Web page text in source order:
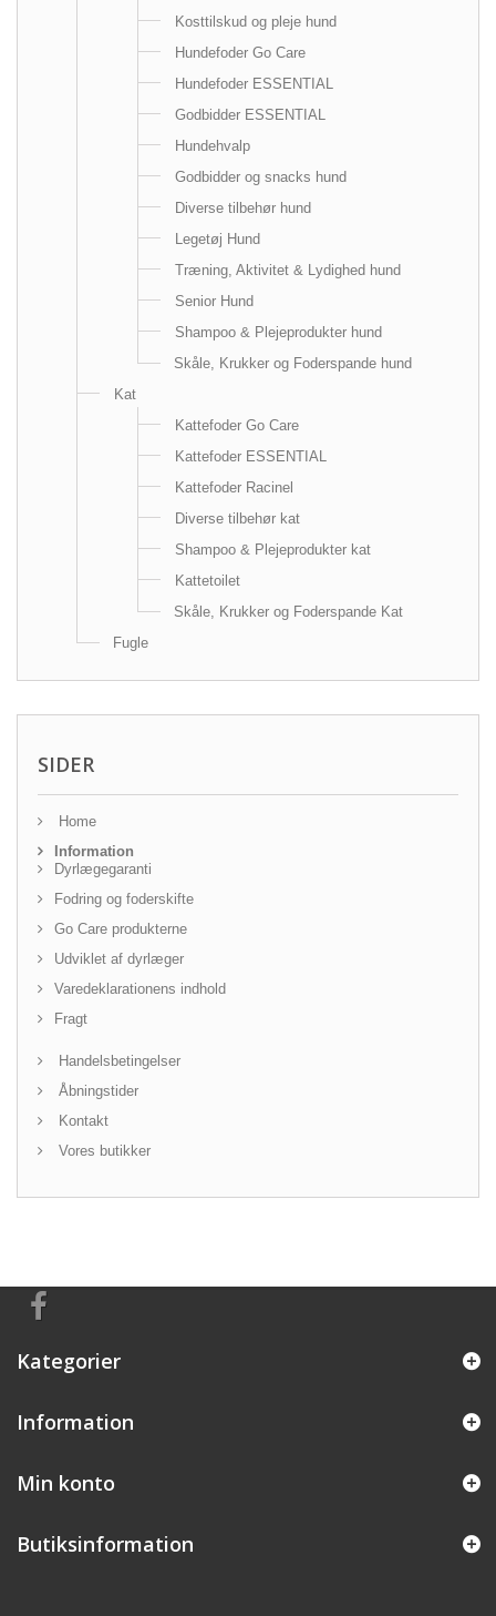
Kosttilskud og pleje hund
Hundefoder Go Care
Hundefoder ESSENTIAL
Godbidder ESSENTIAL
Hundehvalp
Godbidder og snacks hund
Diverse tilbehør hund
Legetøj Hund
Træning, Aktivitet & Lydighed hund
Senior Hund
Shampoo & Plejeprodukter hund
Skåle, Krukker og Foderspande hund
Kat
Kattefoder Go Care
Kattefoder ESSENTIAL
Kattefoder Racinel
Diverse tilbehør kat
Shampoo & Plejeprodukter kat
Kattetoilet
Skåle, Krukker og Foderspande Kat
Fugle
SIDER
Home
Information
Dyrlægegaranti
Fodring og foderskifte
Go Care produkterne
Udviklet af dyrlæger
Varedeklarationens indhold
Fragt
Handelsbetingelser
Åbningstider
Kontakt
Vores butikker
Kategorier
Information
Min konto
Butiksinformation